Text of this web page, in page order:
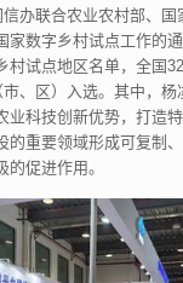
办联合农业农村部、国
家数字乡村试点工作的
村试点地区名单，全国
、区）入选。其中，杨
业科技创新优势，打造
的重要领域形成可复制
促进作用。